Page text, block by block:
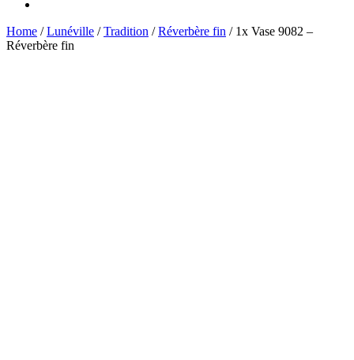
Home /Lunéville /Tradition /Réverbère fin / 1x Vase 9082 –
Réverbère fin